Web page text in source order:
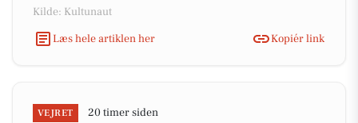
Kilde: Kultunaut
Læs hele artiklen her
Kopiér link
VEJRET 20 timer siden